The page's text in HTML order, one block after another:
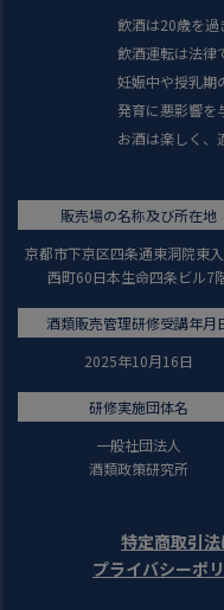
飲酒は20歳を過
飲酒運転は法律
妊娠中や授乳期
発育に悪影響を
お酒は楽しく、
販売場の名称及び所在地
京都市下京区四条通東洞院東
西町60日本生命四条ビル7
酒類販売管理研修受講年月
2025年10月16日
研修実施団体名
一般社団法人
酒類政策研究所
特定商取引
プライバシーポ